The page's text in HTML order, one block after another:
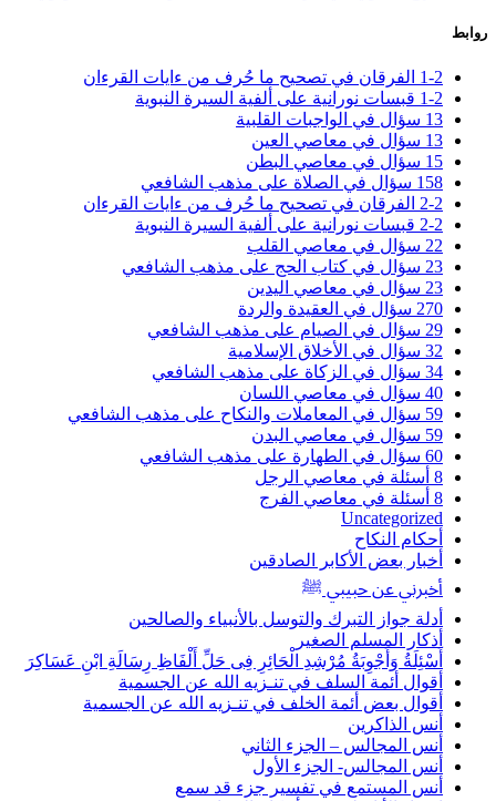
روابط
1-2 الفرقان في تصحيح ما حُرف من ءايات القرءان
1-2 قبسات نورانية على ألفية السيرة النبوية
13 سؤال في الواجبات القلبية
13 سؤال في معاصي العين
15 سؤال في معاصي البطن
158 سؤال في الصلاة على مذهب الشافعي
2-2 الفرقان في تصحيح ما حُرف من ءايات القرءان
2-2 قبسات نورانية على ألفية السيرة النبوية
22 سؤال في معاصي القلب
23 سؤال في كتاب الحج على مذهب الشافعي
23 سؤال في معاصي اليدين
270 سؤال في العقيدة والردة
29 سؤال في الصيام على مذهب الشافعي
32 سؤال في الأخلاق الإسلامية
34 سؤال في الزكاة على مذهب الشافعي
40 سؤال في معاصي اللسان
59 سؤال في المعاملات والنكاح على مذهب الشافعي
59 سؤال في معاصي البدن
60 سؤال في الطهارة على مذهب الشافعي
8 أسئلة في معاصي الرجل
8 أسئلة في معاصي الفرج
Uncategorized
أحكام النكاح
أخبار بعض الأكابر الصادقين
أخبرني عن حبيبي ﷺ
أدلة جواز التبرك والتوسل بالأنبياء والصالحين
أذكار المسلم الصغير
أَسْئِلَةُ وَأَجْوِبَةُ مُرْشِدِ الْحَائِرِ فِى حَلِّ أَلْفَاظِ رِسَالَةِ ابْنِ عَسَاكِرَ
أقوال أئمة السلف في تنـزيه الله عن الجسمية
أقوال بعض أئمة الخلف في تنـزيه الله عن الجسمية
أنس الذاكرين
أنس المجالس – الجزء الثاني
أنس المجالس- الجزء الأول
أنس المستمع في تفسير جزء قد سمع